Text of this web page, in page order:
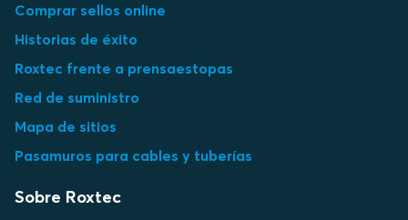
Comprar sellos online
Historias de éxito
Roxtec frente a prensaestopas
Red de suministro
Mapa de sitios
Pasamuros para cables y tuberías
Sobre Roxtec